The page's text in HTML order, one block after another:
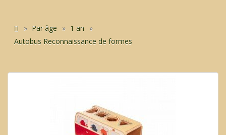
Par âge
1 an
Autobus Reconnaissance de formes